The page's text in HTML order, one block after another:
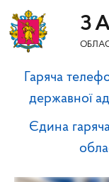
Гаряча
державної
Єдина гаряча